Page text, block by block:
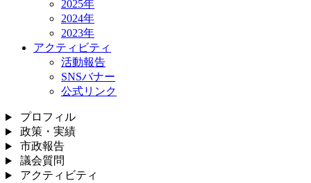
2025年
2024年
2023年
アクティビティ
活動報告
SNSバナー
公式リンク
プロフィル
政策・実績
市政報告
議会質問
アクティビティ